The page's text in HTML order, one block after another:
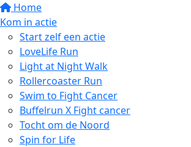
Home
Kom in actie
Start zelf een actie
LoveLife Run
Light at Night Walk
Rollercoaster Run
Swim to Fight Cancer
Buffelrun X Fight cancer
Tocht om de Noord
Spin for Life